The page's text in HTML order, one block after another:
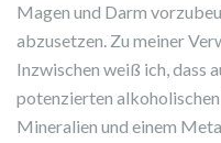
Magen und Darm
abzusetzen. Zu meiner
Inzwischen weiß ich, dass
potenzierten alkoholischen
Mineralien und einem